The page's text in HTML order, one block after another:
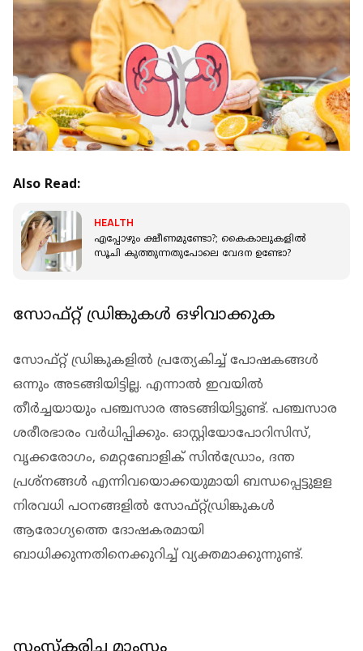
Also Read:
HEALTH
എപ്പോഴും ക്ഷീണമുണ്ടോ?; കൈകാലുകളില്‍
സൂചി കുത്തുന്നതുപോലെ വേദന ഉണ്ടോ?
സോഫ്റ്റ് ഡ്രിങ്കുകള്‍ ഒഴിവാക്കുക
സോഫ്റ്റ് ഡ്രിങ്കുകളില്‍ പ്രത്യേകിച്ച് പോഷകങ്ങള്‍
ഒന്നും അടങ്ങിയിട്ടില്ല. എന്നാല്‍ ഇവയില്‍
തീര്‍ച്ചയായും പഞ്ചസാര അടങ്ങിയിട്ടുണ്ട്. പഞ്ചസാര
ശരീരഭാരം വര്‍ധിപ്പിക്കും. ഓസ്റ്റിയോപോറിസിസ്,
വൃക്കരോഗം, മെറ്റബോളിക് സിന്‍ഡ്രോം, ദന്ത
പ്രശ്‌നങ്ങള്‍ എന്നിവയൊക്കയുമായി ബന്ധപ്പെട്ടുളള
നിരവധി പഠനങ്ങളില്‍ സോഫ്റ്റ്ഡ്രിങ്കുകള്‍
ആരോഗ്യത്തെ ദോഷകരമായി
ബാധിക്കുന്നതിനെക്കുറിച്ച് വ്യക്തമാക്കുന്നുണ്ട്.